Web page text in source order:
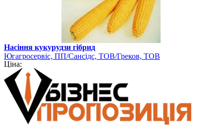
Насіння кукурудзи гібрид
Югагросервіс, ПП/Сансідс, ТОВ/Греков, ТОВ
Ціна: